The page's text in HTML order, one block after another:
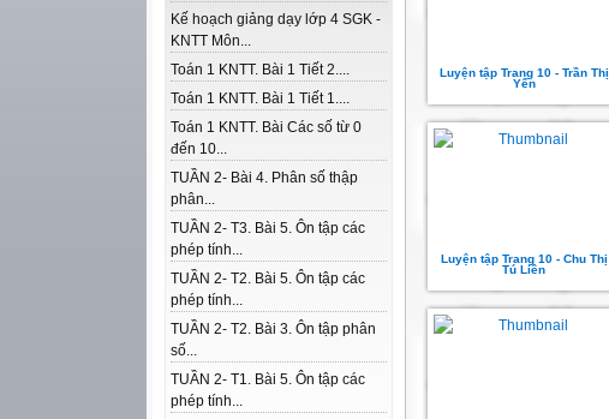
Kế hoạch giảng dạy lớp 4 SGK -
KNTT Môn...
Toán 1 KNTT. Bài 1 Tiết 2....
Toán 1 KNTT. Bài 1 Tiết 1....
Toán 1 KNTT. Bài Các số từ 0
đến 10...
TUẦN 2- Bài 4. Phân số thập
phân...
TUẦN 2- T3. Bài 5. Ôn tập các
phép tính...
TUẦN 2- T2. Bài 5. Ôn tập các
phép tính...
TUẦN 2- T2. Bài 3. Ôn tập phân
số...
TUẦN 2- T1. Bài 5. Ôn tập các
phép tính...
Luyện tập Trang 10 - Trần Thị
Yến
Luyện tập Trang 10 - Chu Thị
Tú Liên